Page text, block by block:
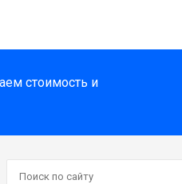
стоимость и